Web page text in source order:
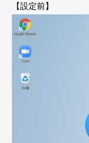
【設定前】